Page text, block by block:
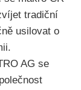
tradiční
usilovat o
AG se